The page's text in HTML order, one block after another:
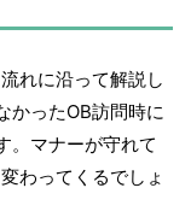
れに沿って解説し
かったOB訪問時に
。マナーが守れて
わってくるでしょ